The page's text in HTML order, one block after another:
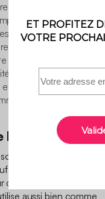
intérieur élégant et
et minimaliste a
vos attentes. Doté
seront au
et solide en peuplier
et stabilité. Ne
d’embellir votre
se décline en
la différence
revêtement en
trouve vite sa
à merveille
aussi bien comme